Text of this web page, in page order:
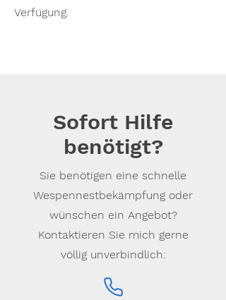
Verfügung.
Sofort Hilfe
benötigt?
Sie benötigen eine schnelle
Wespennestbekämpfung oder
wünschen ein Angebot?
Kontaktieren Sie mich gerne
völlig unverbindlich: